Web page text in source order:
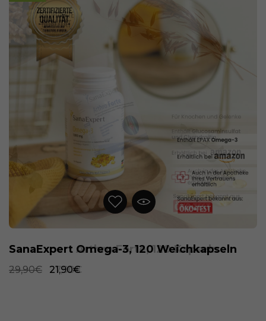
SanaExpert Omega-3, 120 Weichkapseln
29,90€ 21,90€